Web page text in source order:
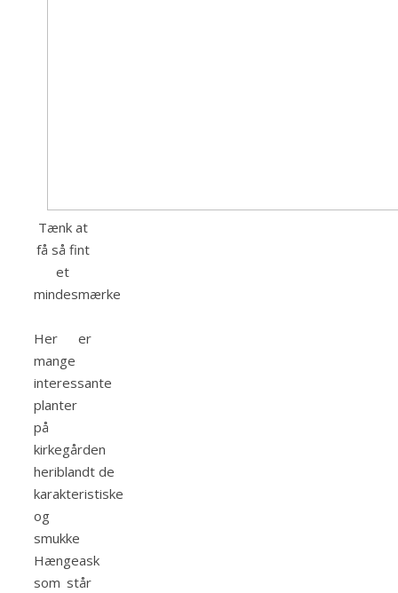
Tænk at
få så fint
et
mindesmærke
Her er
mange
interessante
planter
på
kirkegården
heriblandt de
karakteristiske
og
smukke
Hængeask
som står